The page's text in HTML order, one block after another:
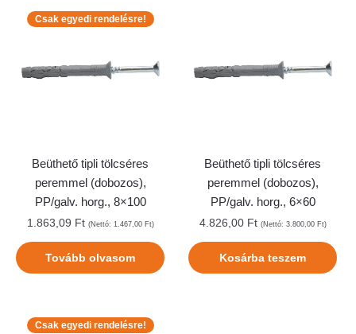
Csak egyedi rendelésre!
Beüthető tipli tölcséres
peremmel (dobozos),
PP/galv. horg., 8×100
1.863,09 Ft (Nettó: 1.467,00 Ft)
Tovább olvasom
Beüthető tipli tölcséres
peremmel (dobozos),
PP/galv. horg., 6×60
4.826,00 Ft (Nettó: 3.800,00 Ft)
Kosárba teszem
Csak egyedi rendelésre!